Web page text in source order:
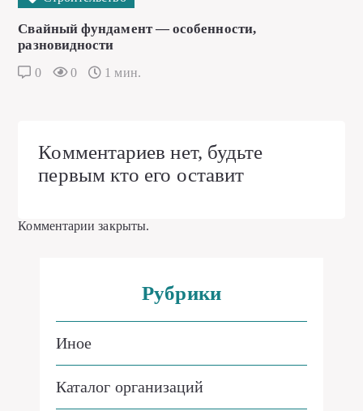
Свайный фундамент — особенности,
разновидности
0 0 1 мин.
Комментариев нет, будьте
первым кто его оставит
Комментарии закрыты.
Рубрики
Иное
Каталог организаций